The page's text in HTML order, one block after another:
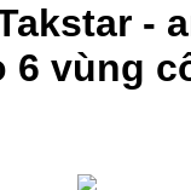
-
6 vùng